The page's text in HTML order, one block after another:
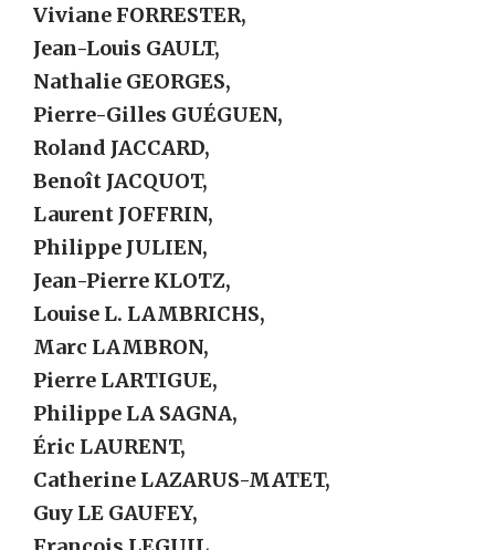
Viviane FORRESTER,
Jean-Louis GAULT,
Nathalie GEORGES,
Pierre-Gilles GUÉGUEN,
Roland JACCARD,
Benoît JACQUOT,
Laurent JOFFRIN,
Philippe JULIEN,
Jean-Pierre KLOTZ,
Louise L. LAMBRICHS,
Marc LAMBRON,
Pierre LARTIGUE,
Philippe LA SAGNA,
Éric LAURENT,
Catherine LAZARUS-MATET,
Guy LE GAUFEY,